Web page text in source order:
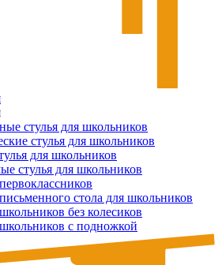
стулья для школьников
стулья для школьников
для школьников
стулья для школьников
стола для школьников
без колесиков
с подножкой